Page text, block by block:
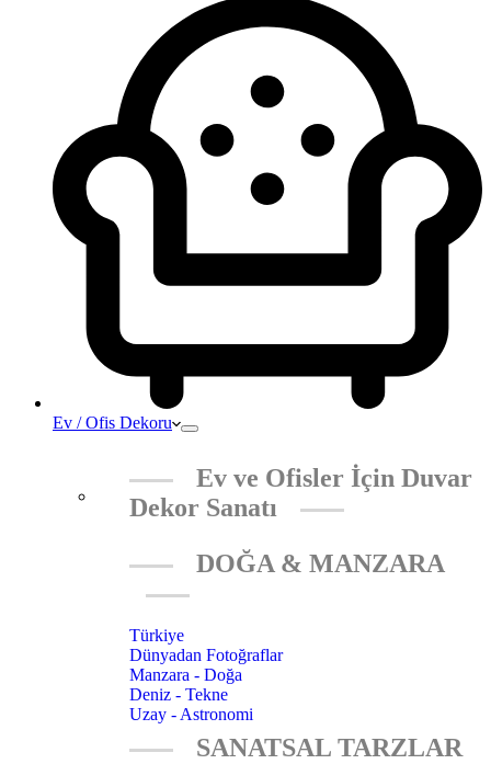
Ev / Ofis Dekoru
Ev ve Ofisler İçin Duvar
Dekor Sanatı
DOĞA & MANZARA
Türkiye
Dünyadan Fotoğraflar
Manzara - Doğa
Deniz - Tekne
Uzay - Astronomi
SANATSAL TARZLAR